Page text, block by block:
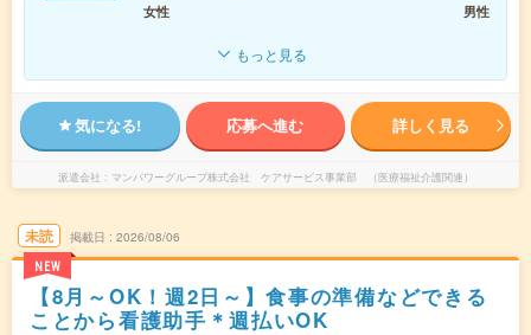
女性
男性
もっと見る
気になる! 応募へ進む 詳しく見る
派遣会社 マンパワーグループ株式会社 ケアサービス事業部 （医療福祉介護関連）
未読
NEW
掲載日 2026/08/06
【8月～OK！週2日～】食事の準備などできる
ことから看護助手＊週払いOK